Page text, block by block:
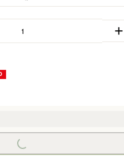
+
prijs € 3,00